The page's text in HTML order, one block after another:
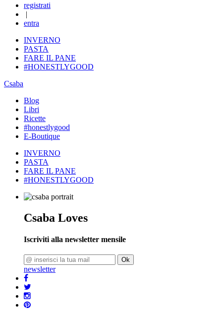
registrati
|
entra
INVERNO
PASTA
FARE IL PANE
#HONESTLYGOOD
Csaba
Blog
Libri
Ricette
#honestlygood
E-Boutique
INVERNO
PASTA
FARE IL PANE
#HONESTLYGOOD
Csaba Loves
Iscriviti alla newsletter mensile
Ok
newsletter